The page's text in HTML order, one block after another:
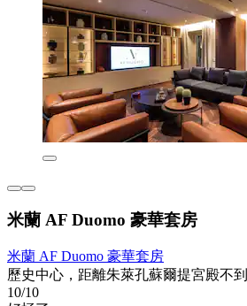
米蘭 AF Duomo 豪華套房
米蘭 AF Duomo 豪華套房
歷史中心，距離朱萊孔蘇爾提宮殿不
10/10